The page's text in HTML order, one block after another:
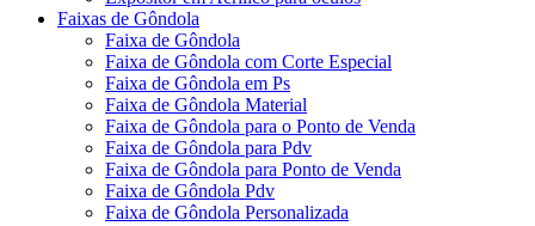
Faixas de Gôndola
Faixa de Gôndola
Faixa de Gôndola com Corte Especial
Faixa de Gôndola em Ps
Faixa de Gôndola Material
Faixa de Gôndola para o Ponto de Venda
Faixa de Gôndola para Pdv
Faixa de Gôndola para Ponto de Venda
Faixa de Gôndola Pdv
Faixa de Gôndola Personalizada